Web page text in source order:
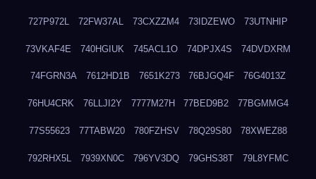
727P972L 72FW37AL 73CXZZM4 73IDZEWO 73UTNHIP
73VKAF4E 740HGIUK 745ACL1O 74DPJX4S 74DVDXRM
74FGRN3A 7612HD1B 7651K273 76BJGQ4F 76G4013Z
76HU4CRK 76LLJI2Y 7777M27H 77BED9B2 77BGMMG4
77S55623 77TABW20 780FZHSV 78Q29S80 78XWEZ88
792RHX5L 7939XN0C 796YV3DQ 79GHS38T 79L8YFMC